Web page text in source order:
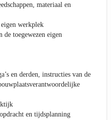
materiaal en
werkplek
de toegewezen eigen
en derden, instructies van de
en tijdsplanning